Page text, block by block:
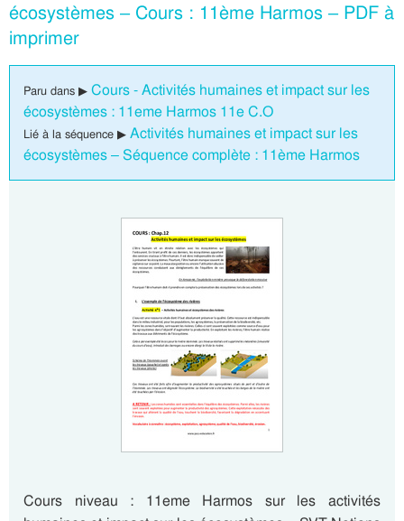
écosystèmes – Cours : 11ème Harmos – PDF à
imprimer
Paru dans ▶ Cours - Activités humaines et impact sur les
écosystèmes : 11eme Harmos 11e C.O
Lié à la séquence ▶ Activités humaines et impact sur les
écosystèmes – Séquence complète : 11ème Harmos
Cours niveau : 11eme Harmos sur les activités